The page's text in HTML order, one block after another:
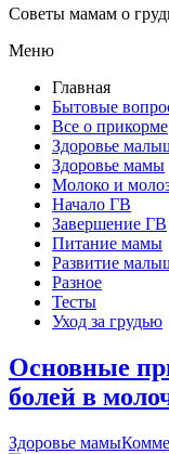
Советы мамам о
Меню
Главная
Бытовые
Все о прикорме
Здоровье
Здоровье мамы
Молоко и
Начало ГВ
Завершение ГВ
Питание мамы
Развитие
Разное
Тесты
Уход за грудью
Основные
болей в
Здоровье мамы